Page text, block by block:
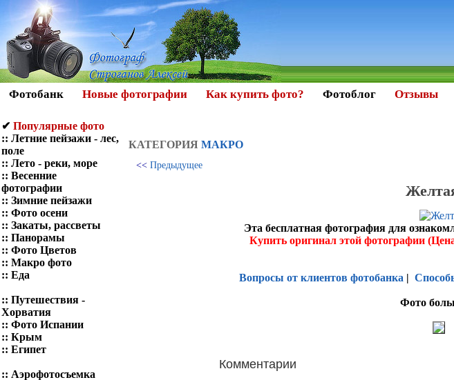
Фотобанк Новые фотографии Как купить фото? Фотоблог Отзывы
✔ Популярные фото
:: Летние пейзажи - лес,
поле
:: Лето - реки, море
:: Весенние
фотографии
:: Зимние пейзажи
:: Фото осени
:: Закаты, рассветы
:: Панорамы
:: Фото Цветов
:: Макро фото
:: Еда
:: Путешествия -
Хорватия
:: Фото Испании
:: Крым
:: Египет
:: Аэрофотосъемка
КАТЕГОРИЯ МАКРО
<< Предыдущее
Эта бесплатная фотография для
Купить оригинал этой фотографии
Вопросы от клиентов фотобанка|
Фото
Комментарии